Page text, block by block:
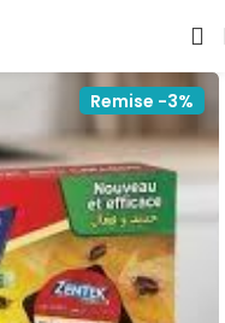
Remise -3%